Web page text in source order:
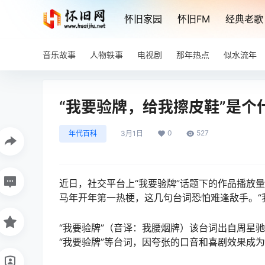
怀旧家园 怀旧FM 经典老歌
音乐故事 人物轶事 电视剧 那年热点 似水流年
“我要验牌，给我擦皮鞋”是
年代百科 3月1日 0 527
近日，社交平台上“我要验牌”话题下的作品播放
马年开年第一热梗，这几句台词恐怕难逢敌手。
“我要验牌”（音译：我腰烟牌）该台词出自周星
“我要验牌”等台词，因夸张的口音和喜剧效果成